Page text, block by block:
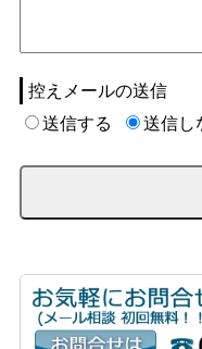
控えメールの送信
送信する
送信し